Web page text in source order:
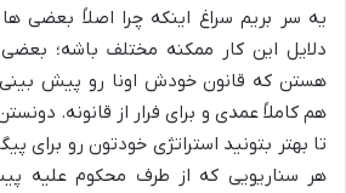
یه سر بریم سراغ اینکه چرا اصلاً بعضی
دلایل این کار ممکنه مختلف باشه؛
هستن که قانون خودش اونا رو پیش
هم کاملاً عمدی و برای فرار از قانونه.
تا بهتر بتونید استراتژی خودتون رو برای
هر سناریویی که از طرف محکوم علیه